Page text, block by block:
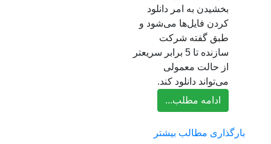
بخشیدن به امر دانلود
کردن فایل‌ها می‌شود و
طبق گفته شرکت
سازنده تا 5 برابر سریعتر
از حالت معمولی
می‌تواند دانلود کند.
ادامه مطلب...
بارگذاری مطالب بیشتر